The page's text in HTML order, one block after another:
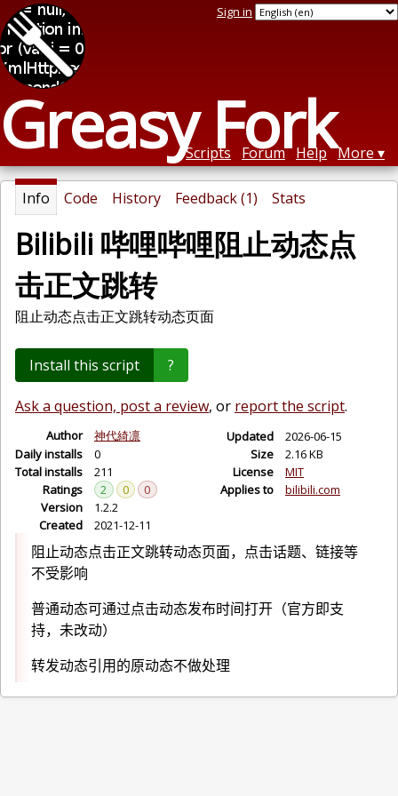
Greasy Fork
Sign in
Scripts Forum Help More
Info Code History Feedback (1) Stats
Bilibili 哔哩哔哩阻止动态点
击正文跳转
阻止动态点击正文跳转动态页面
Install this script ?
Ask a question, post a review, or report the script.
Author
神代綺凛
Daily installs
0
Total installs
211
Ratings
2 0
0
Version
1.2.2
Created
2021-12-11
Updated
2026-06-15
Size
2.16 KB
License
MIT
Applies to
bilibili.com
阻止动态点击正文跳转动态页面，点击话题、链接等
不受影响
普通动态可通过点击动态发布时间打开（官方即支
持，未改动）
转发动态引用的原动态不做处理